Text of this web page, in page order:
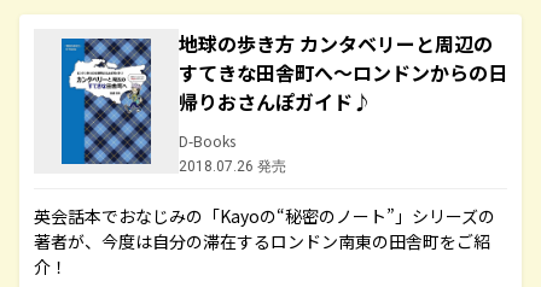
地球の歩き方 カンタベリーと周辺の
すてきな田舎町へ～ロンドンからの日
帰りおさんぽガイド♪
D-Books
2018.07.26 発売
英会話本でおなじみの「Kayoの“秘密のノート”」シリーズの
著者が、今度は自分の滞在するロンドン南東の田舎町をご紹
介！